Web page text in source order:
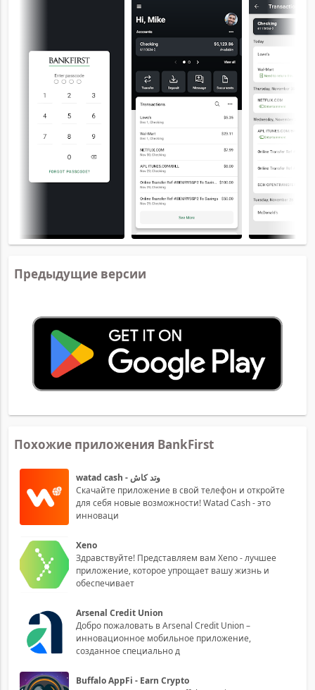
Предыдущие версии
Похожие приложения BankFirst
watad cash - وتد كاش
Скачайте приложение в свой телефон и откройте
для себя новые возможности! Watad Cash - это
инноваци
Xeno
Здравствуйте! Представляем вам Xeno - лучшее
приложение, которое упрощает вашу жизнь и
обеспечивает
Arsenal Credit Union
Добро пожаловать в Arsenal Credit Union –
инновационное мобильное приложение,
созданное специально д
Buffalo AppFi - Earn Crypto